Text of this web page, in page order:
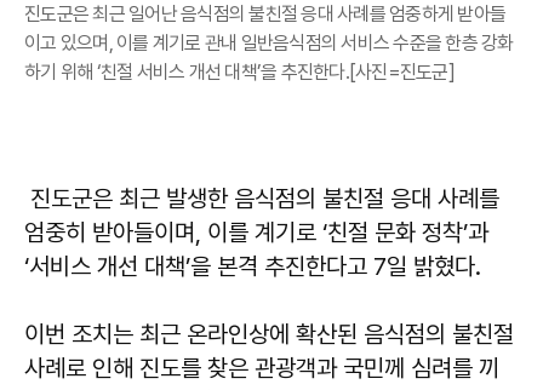
진도군은 최근 일어난 음식점의 불친절 응대 사례를 엄중하게 받아들
이고 있으며, 이를 계기로 관내 일반음식점의 서비스 수준을 한층 강화
하기 위해 ‘친절 서비스 개선 대책’을 추진한다.[사진=진도군]
진도군은 최근 발생한 음식점의 불친절 응대 사례를
엄중히 받아들이며, 이를 계기로 ‘친절 문화 정착’과
‘서비스 개선 대책’을 본격 추진한다고 7일 밝혔다.
이번 조치는 최근 온라인상에 확산된 음식점의 불친절
사례로 인해 진도를 찾은 관광객과 국민께 심려를 끼